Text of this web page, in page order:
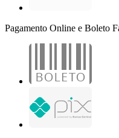
Pagamento Online e Boleto